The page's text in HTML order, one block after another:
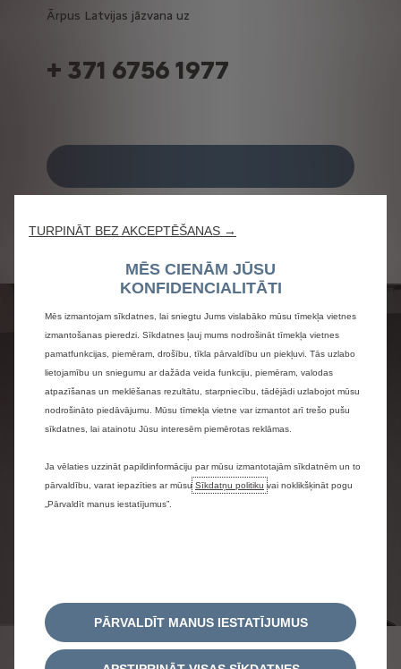
Ārpus Latvijas jāzvana uz
+ 371 6756 1977
Atklāt myCitroën lietotni
TURPINĀT BEZ AKCEPTĒŠANAS →
MĒS CIENĀM JŪSU
KONFIDENCIALITĀTI
Mēs izmantojam sīkdatnes, lai sniegtu Jums vislabāko mūsu tīmekļa vietnes
izmantošanas pieredzi. Sīkdatnes ļauj mums nodrošināt tīmekļa vietnes
pamatfunkcijas, piemēram, drošību, tīkla pārvaldību un piekļuvi. Tās uzlabo
lietojamību un sniegumu ar dažāda veida funkciju, piemēram, valodas
atpazīšanas un meklēšanas rezultātu, starpniecību, tādējādi uzlabojot mūsu
nodrošināto piedāvājumu. Mūsu tīmekļa vietne var izmantot arī trešo pušu
sīkdatnes, lai atainotu Jūsu interesēm piemērotas reklāmas.
Ja vēlaties uzzināt papildinformāciju par mūsu izmantotajām sīkdatnēm un to
pārvaldību, varat iepazīties ar mūsu Sīkdatņu politiku vai noklikšķināt pogu
„Pārvaldīt manus iestatījumus”.
PĀRVALDĪT MANUS IESTATĪJUMUS